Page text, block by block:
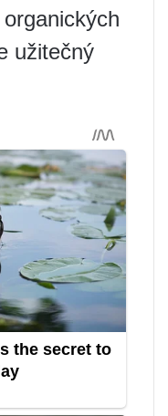
užitečný